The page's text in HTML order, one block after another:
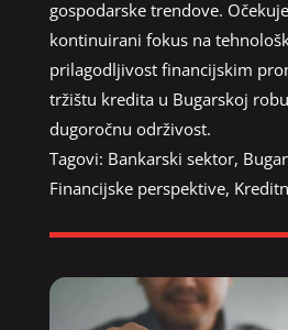
gospodarske trendove.
kontinuirani fokus na
prilagodljivost financijskim
tržištu kredita u Bugarskoj
dugoročnu održivost.
Tagovi: Bankarski sektor,
Financijske perspektive,